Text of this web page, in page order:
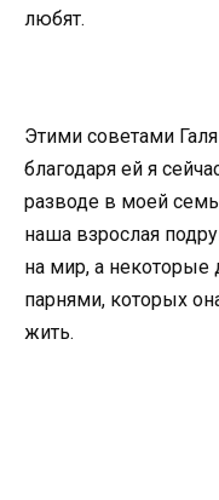
любят.
Этими советами
благодаря ей я
разводе в моей
наша взрослая
на мир, а некоторые
парнями, которых
жить.